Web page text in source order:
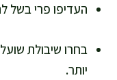
העדיפו פרי בשל
בחרו שיבולת
יותר.